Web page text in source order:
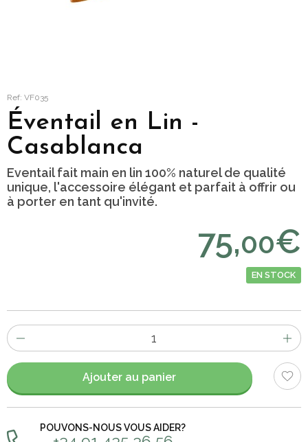
Ref: VF035
Éventail en Lin -
Casablanca
Eventail fait main en lin 100% naturel de qualité
unique, l'accessoire élégant et parfait à offrir ou
à porter en tant qu'invité.
75,00€
EN STOCK
Nombre
d'items
Ajouter au panier
POUVONS-NOUS VOUS AIDER?